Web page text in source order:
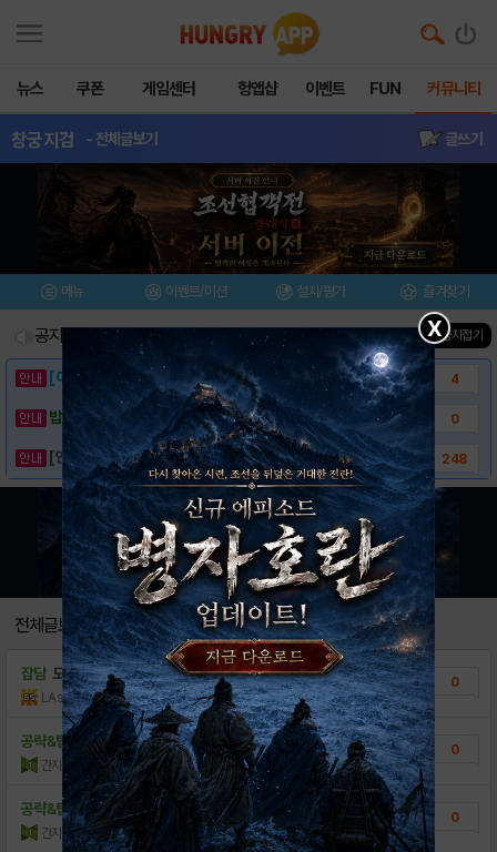
뉴스 쿠폰 게임센터 헝앱샵 이벤트 FUN 커뮤니티
창궁지검 - 전체글보기 글쓰기
메뉴 이벤트/미션 설치/평가 즐겨찾기
공지사항 진행중인 이벤트 건 ▲ 공지접기
[이벤트] 웃음으로 매일매일 해피! 유머 게시.. 4
밥알이의 헝앱통신 ⑲ “밥알이, 드디어 멀티를.. 0
[안내] 헝그리앱 필수 상식! 밥알 획득 안내.. 248
전체글보기
잡담 도배
LAsahi 조회수:5 | 18.12.01
0
공략&팁 ㄴㅅㅈ
간지학개론s 조회수:6 | 16.06.19
0
공략&팁 ㅈㅅ8ㅅㄴ
간지학개론s 조회수:13 | 16.06.19
0
X